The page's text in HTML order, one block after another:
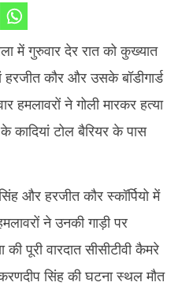
की मां और रिश्तेदार की गोली
में गुरुवार देर रात को कुख्यात
हरजीत कौर और उसके बॉडीगार्ड
हमलावरों ने गोली मारकर हत्या
कादियां टोल बैरियर के पास
और हरजीत कौर स्कॉर्पियो में
ने उनकी गाड़ी पर
पूरी वारदात सीसीटीवी कैमरे
सिंह की घटना स्थल मौत